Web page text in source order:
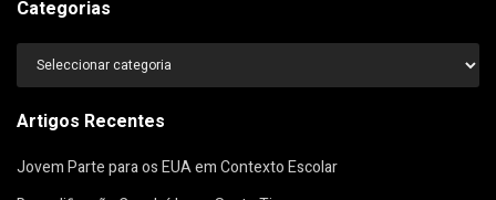
Categorias
Categorias
Artigos Recentes
Jovem Parte para os EUA em Contexto Escolar